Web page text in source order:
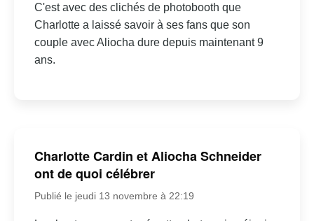
C'est avec des clichés de photobooth que
Charlotte a laissé savoir à ses fans que son
couple avec Aliocha dure depuis maintenant 9
ans.
Charlotte Cardin et Aliocha Schneider
ont de quoi célébrer
Publié le jeudi 13 novembre à 22:19